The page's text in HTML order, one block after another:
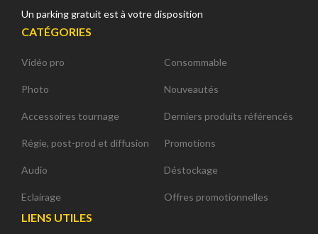
Un parking gratuit est à votre disposition
CATÉGORIES
Vidéo pro
Photo
Accessoires tournage
Régie, post-prod et diffusion
Audio
Eclairage
Consommable
Nouveautés
Derniers produits référencés
Promotions
Déstockage
Offres promotionnelles
LIENS UTILES